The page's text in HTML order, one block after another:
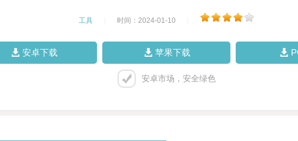
工具 时间：2024-01-10
安卓下载 苹果下载
安卓市场，安全绿色